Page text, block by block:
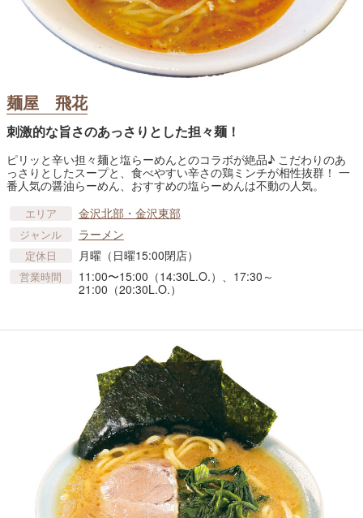
麺屋 飛花
刺激的な旨さのあっさりとした担々麺！
ピリッと辛い担々麺と塩らーめんとのコラボが絶品♪ こだわりのあ
っさりとしたスープと、食べやすい辛さの鶏ミンチが相性抜群！ 一
番人気の醤油らーめん、おすすめの塩らーめんは不動の人気。
エリア 金沢北部・金沢東部
ジャンル ラーメン
定休日 月曜（日曜15:00閉店）
営業時間
11:00〜15:00（14:30L.O.）、17:30～
21:00（20:30L.O.）